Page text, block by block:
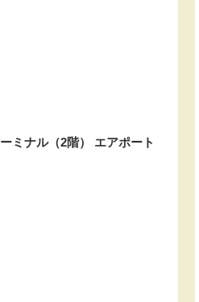
ミナル（2階） エアポート